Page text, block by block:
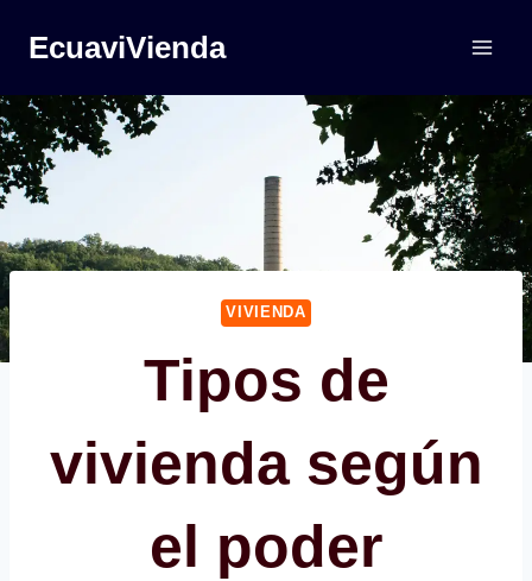
EcuaviVienda
VIVIENDA
Tipos de
vivienda según
el poder